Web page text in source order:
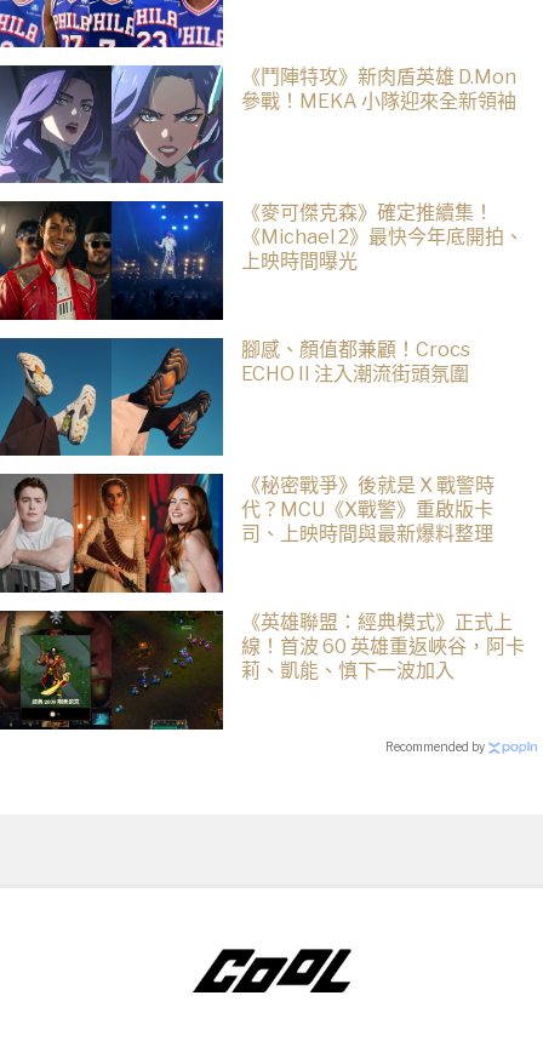
《鬥陣特攻》新肉盾英雄 D.Mon
參戰！MEKA 小隊迎來全新領袖
《麥可傑克森》確定推續集！
《Michael 2》最快今年底開拍、
上映時間曝光
腳感、顏值都兼顧！Crocs
ECHO II 注入潮流街頭氛圍
《秘密戰爭》後就是 X 戰警時
代？MCU《X戰警》重啟版卡
司、上映時間與最新爆料整理
《英雄聯盟：經典模式》正式上
線！首波 60 英雄重返峽谷，阿卡
莉、凱能、慎下一波加入
Recommended by